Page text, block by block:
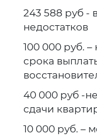
243 588 руб -
недостатков
100 000 руб.
срока
40 000 руб -
сдачи
10 000 руб. –